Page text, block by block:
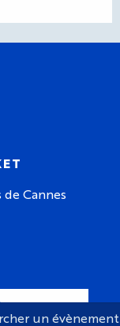
de Cannes